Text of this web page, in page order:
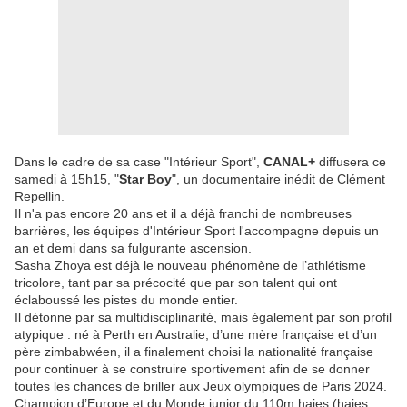
Dans le cadre de sa case "Intérieur Sport", CANAL+ diffusera ce
samedi à 15h15, "Star Boy", un documentaire inédit de Clément
Repellin.
Il n'a pas encore 20 ans et il a déjà franchi de nombreuses
barrières, les équipes d'Intérieur Sport l'accompagne depuis un
an et demi dans sa fulgurante ascension.
Sasha Zhoya est déjà le nouveau phénomène de l’athlétisme
tricolore, tant par sa précocité que par son talent qui ont
éclaboussé les pistes du monde entier.
Il détonne par sa multidisciplinarité, mais également par son profil
atypique : né à Perth en Australie, d’une mère française et d’un
père zimbabwéen, il a finalement choisi la nationalité française
pour continuer à se construire sportivement afin de se donner
toutes les chances de briller aux Jeux olympiques de Paris 2024.
Champion d’Europe et du Monde junior du 110m haies (haies